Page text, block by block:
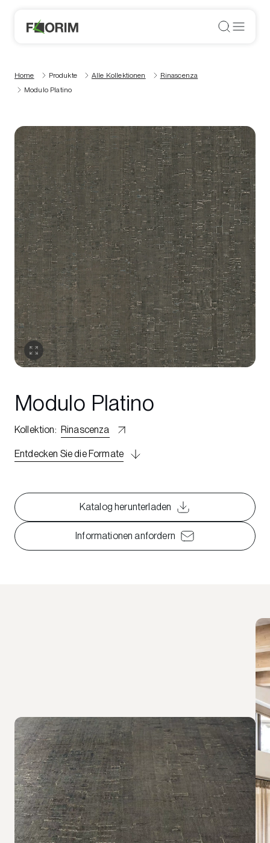
Home Produkte Alle Kollektionen
Rinascenza
Modulo Platino
Modulo Platino
Kollektion: Rinascenza
Entdecken Sie die Formate
Katalog herunterladen
Informationen anfordern